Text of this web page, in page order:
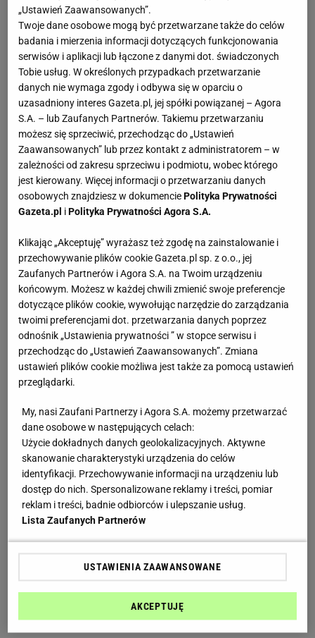
Ciastka śledziowe
Czas przygotowania powyżej godziny
Przygotowanie:Powyżej godziny
Poziom trudności łatwy
Można zamrażać?
Dania rybne Dania ze śledzia Przepisy świąteczne
Kolacja świąteczna Przepisy wigilijne
SKŁADNIKI (12 porcji)
Tymianek świeży- listki z 6 gałązek
Masło- kawałek
Śledzie solone- 300 g filetów
Śmietana 18 proc.- 6 łyżek
Pieprz czarny mielony- do smaku
Ciasto francuskie- 370 g gotowego
„Ustawień Zaawansowanych”.
Twoje dane osobowe mogą być przetwarzane także do celów
badania i mierzenia informacji dotyczących funkcjonowania
serwisów i aplikacji lub łączone z danymi dot. świadczonych
Tobie usług. W określonych przypadkach przetwarzanie
danych nie wymaga zgody i odbywa się w oparciu o
uzasadniony interes Gazeta.pl, jej spółki powiązanej – Agora
S.A. – lub Zaufanych Partnerów. Takiemu przetwarzaniu
możesz się sprzeciwić, przechodząc do „Ustawień
Zaawansowanych” lub przez kontakt z administratorem – w
zależności od zakresu sprzeciwu i podmiotu, wobec którego
jest kierowany. Więcej informacji o przetwarzaniu danych
osobowych znajdziesz w dokumencie Polityka Prywatności
Gazeta.pl i Polityka Prywatności Agora S.A.
Klikając „Akceptuję” wyrażasz też zgodę na zainstalowanie i
przechowywanie plików cookie Gazeta.pl sp. z o.o., jej
Zaufanych Partnerów i Agora S.A. na Twoim urządzeniu
końcowym. Możesz w każdej chwili zmienić swoje preferencje
dotyczące plików cookie, wywołując narzędzie do zarządzania
twoimi preferencjami dot. przetwarzania danych poprzez
odnośnik „Ustawienia prywatności ” w stopce serwisu i
przechodząc do „Ustawień Zaawansowanych”. Zmiana
ustawień plików cookie możliwa jest także za pomocą ustawień
przeglądarki.
My, nasi Zaufani Partnerzy i Agora S.A. możemy przetwarzać
dane osobowe w następujących celach:
Użycie dokładnych danych geolokalizacyjnych. Aktywne
skanowanie charakterystyki urządzenia do celów
identyfikacji. Przechowywanie informacji na urządzeniu lub
dostęp do nich. Spersonalizowane reklamy i treści, pomiar
reklam i treści, badnie odbiorców i ulepszanie usług.
Lista Zaufanych Partnerów
USTAWIENIA ZAAWANSOWANE
AKCEPTUJĘ